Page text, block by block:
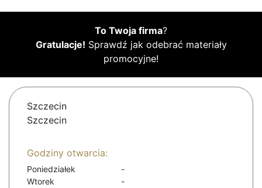
To Twoja firma?
Gratulacje! Sprawdź jak odebrać materiały
promocyjne!
Szczecin
Szczecin
Godziny otwarcia:
Poniedziałek
-
Wtorek
-